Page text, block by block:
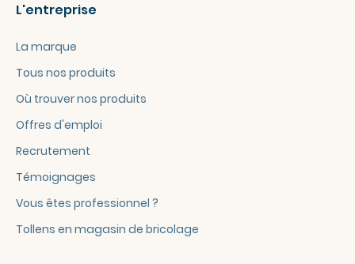
L'entreprise
La marque
Tous nos produits
Où trouver nos produits
Offres d'emploi
Recrutement
Témoignages
Vous êtes professionnel ?
Tollens en magasin de bricolage